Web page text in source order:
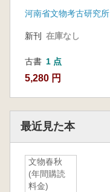
河南省文物考古研究所
新刊 在庫なし
古書 1 点
5,280 円
最近見た本
文物春秋
(年間購読
料金)